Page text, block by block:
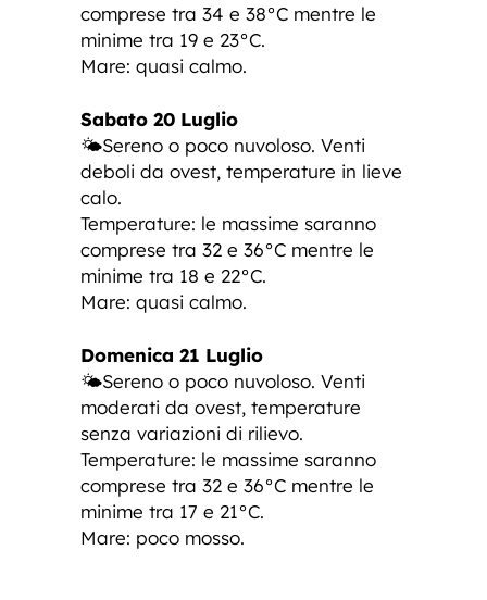
comprese tra 34 e 38°C mentre le
minime tra 19 e 23°C.
Mare: quasi calmo.
Sabato 20 Luglio
🌤️Sereno o poco nuvoloso. Venti
deboli da ovest, temperature in lieve
calo.
Temperature: le massime saranno
comprese tra 32 e 36°C mentre le
minime tra 18 e 22°C.
Mare: quasi calmo.
Domenica 21 Luglio
🌤️Sereno o poco nuvoloso. Venti
moderati da ovest, temperature
senza variazioni di rilievo.
Temperature: le massime saranno
comprese tra 32 e 36°C mentre le
minime tra 17 e 21°C.
Mare: poco mosso.